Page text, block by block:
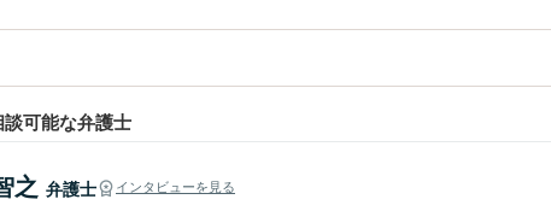
可能な弁護士
之 弁護士 インタビューを見る